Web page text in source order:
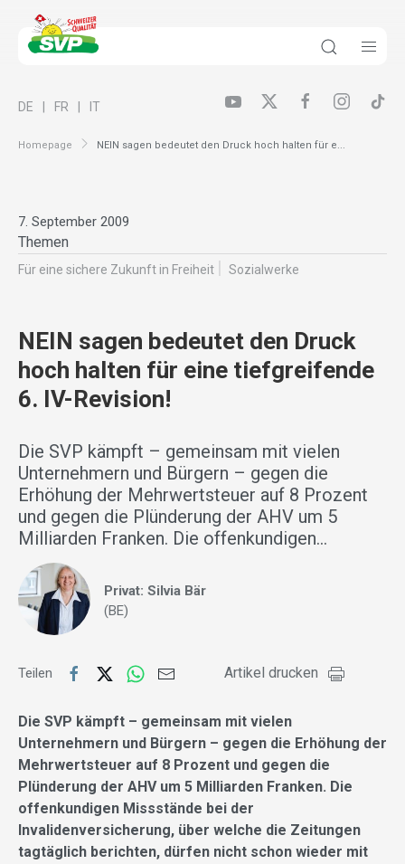
Homepage NEIN sagen bedeutet den Druck hoch halten für e...
DE FR IT
7. September 2009
Themen
Für eine sichere Zukunft in Freiheit Sozialwerke
NEIN sagen bedeutet den Druck
hoch halten für eine tiefgreifende
6. IV-Revision!
Die SVP kämpft – gemeinsam mit vielen
Unternehmern und Bürgern – gegen die
Erhöhung der Mehrwertsteuer auf 8 Prozent
und gegen die Plünderung der AHV um 5
Milliarden Franken. Die offenkundigen…
Privat: Silvia Bär
(BE)
Teilen Artikel drucken
Die SVP kämpft – gemeinsam mit vielen
Unternehmern und Bürgern – gegen die Erhöhung der
Mehrwertsteuer auf 8 Prozent und gegen die
Plünderung der AHV um 5 Milliarden Franken. Die
offenkundigen Missstände bei der
Invalidenversicherung, über welche die Zeitungen
tagtäglich berichten, dürfen nicht schon wieder mit